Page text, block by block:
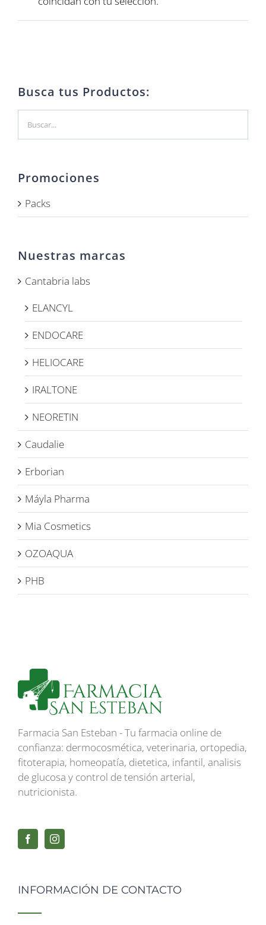
Busca tus Productos:
Promociones
Packs
Nuestras marcas
Cantabria labs
ELANCYL
ENDOCARE
HELIOCARE
IRALTONE
NEORETIN
Caudalie
Erborian
Máyla Pharma
Mia Cosmetics
OZOAQUA
PHB
Farmacia San Esteban - Tu farmacia online de
confianza: dermocosmética, veterinaria, ortopedia,
fitoterapia, homeopatía, dietetica, infantil, analisis
de glucosa y control de tensión arterial,
nutricionista.
INFORMACIÓN DE CONTACTO